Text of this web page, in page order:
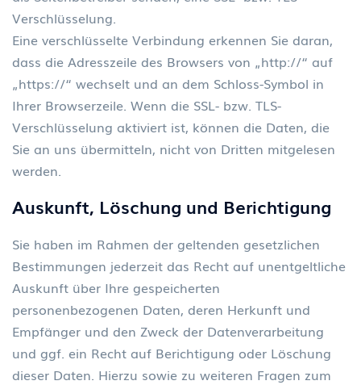
Verschlüsselung.
Eine verschlüsselte Verbindung erkennen Sie daran,
dass die Adresszeile des Browsers von „http://“ auf
„https://“ wechselt und an dem Schloss-Symbol in
Ihrer Browserzeile. Wenn die SSL- bzw. TLS-
Verschlüsselung aktiviert ist, können die Daten, die
Sie an uns übermitteln, nicht von Dritten mitgelesen
werden.
Auskunft, Löschung und Berichtigung
Sie haben im Rahmen der geltenden gesetzlichen
Bestimmungen jederzeit das Recht auf unentgeltliche
Auskunft über Ihre gespeicherten
personenbezogenen Daten, deren Herkunft und
Empfänger und den Zweck der Datenverarbeitung
und ggf. ein Recht auf Berichtigung oder Löschung
dieser Daten. Hierzu sowie zu weiteren Fragen zum